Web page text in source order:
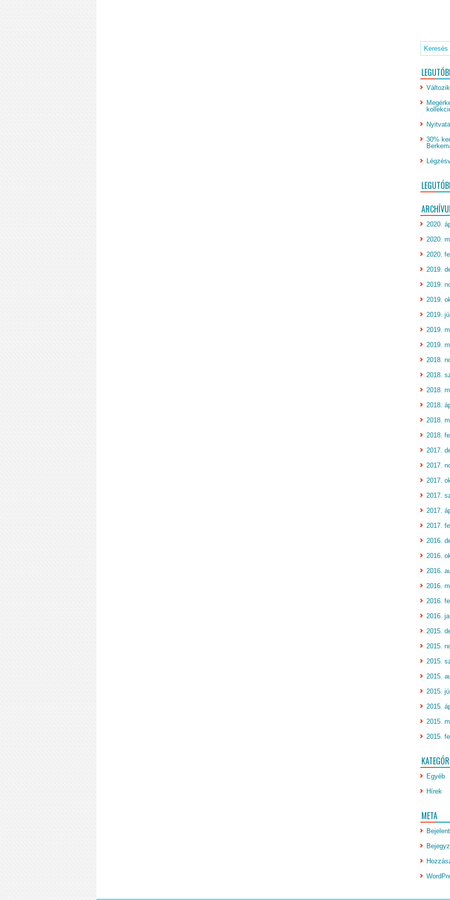
30%
2020.
2020.
2020.
2019.
2019.
2019.
2019.
2019.
2019.
2018.
2018.
2018.
2018.
2018.
2018.
2017.
2017.
2017.
2017.
2017.
2017.
2016.
2016.
2016.
2016.
2016.
2016.
2015.
2015.
2015.
2015.
2015.
2015.
2015.
2015.
Egyéb
Hírek
META